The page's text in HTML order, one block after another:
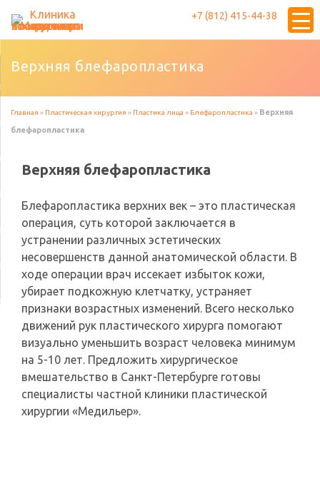
+7 (812) 415-44-38
Верхняя блефаропластика
Главная » Пластическая хирургия » Пластика лица » Блефаропластика » Верхняя
блефаропластика
Верхняя блефаропластика
Блефаропластика верхних век – это пластическая
операция, суть которой заключается в
устранении различных эстетических
несовершенств данной анатомической области. В
ходе операции врач иссекает избыток кожи,
убирает подкожную клетчатку, устраняет
признаки возрастных изменений. Всего несколько
движений рук пластического хирурга помогают
визуально уменьшить возраст человека минимум
на 5-10 лет. Предложить хирургическое
вмешательство в Санкт-Петербурге готовы
специалисты частной клиники пластической
хирургии «Медильер».